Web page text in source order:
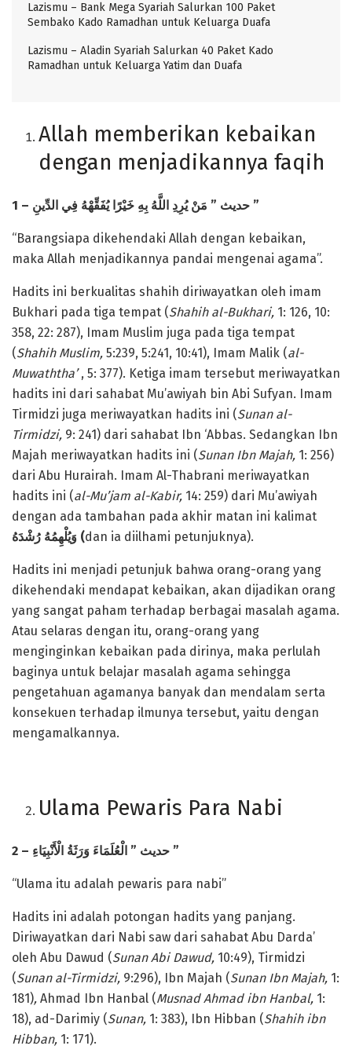
Lazismu – Bank Mega Syariah Salurkan 100 Paket
Sembako Kado Ramadhan untuk Keluarga Duafa
Lazismu – Aladin Syariah Salurkan 40 Paket Kado
Ramadhan untuk Keluarga Yatim dan Duafa
Allah memberikan kebaikan
dengan menjadikannya faqih
1 – حديث ” مَنْ يُرِدِ اللَّهُ بِهِ خَيْرًا يُفَقِّهْهُ فِي الدِّينِ ”
“Barangsiapa dikehendaki Allah dengan kebaikan,
maka Allah menjadikannya pandai mengenai agama”.
Hadits ini berkualitas shahih diriwayatkan oleh imam
Bukhari pada tiga tempat (Shahih al-Bukhari, 1: 126, 10:
358, 22: 287), Imam Muslim juga pada tiga tempat
(Shahih Muslim, 5:239, 5:241, 10:41), Imam Malik (al-
Muwaththa’, 5: 377). Ketiga imam tersebut meriwayatkan
hadits ini dari sahabat Mu’awiyah bin Abi Sufyan. Imam
Tirmidzi juga meriwayatkan hadits ini (Sunan al-
Tirmidzi, 9: 241) dari sahabat Ibn ‘Abbas. Sedangkan Ibn
Majah meriwayatkan hadits ini (Sunan Ibn Majah, 1: 256)
dari Abu Hurairah. Imam Al-Thabrani meriwayatkan
hadits ini (al-Mu’jam al-Kabir, 14: 259) dari Mu’awiyah
dengan ada tambahan pada akhir matan ini kalimat
وَيُلْهِمُهُ رُشْدَهُ (dan ia diilhami petunjuknya).
Hadits ini menjadi petunjuk bahwa orang-orang yang
dikehendaki mendapat kebaikan, akan dijadikan orang
yang sangat paham terhadap berbagai masalah agama.
Atau selaras dengan itu, orang-orang yang
menginginkan kebaikan pada dirinya, maka perlulah
baginya untuk belajar masalah agama sehingga
pengetahuan agamanya banyak dan mendalam serta
konsekuen terhadap ilmunya tersebut, yaitu dengan
mengamalkannya.
Ulama Pewaris Para Nabi
2 – حديث ” الْعُلَمَاءَ وَرَثَةُ الْأَنْبِيَاءِ ”
“Ulama itu adalah pewaris para nabi”
Hadits ini adalah potongan hadits yang panjang.
Diriwayatkan dari Nabi saw dari sahabat Abu Darda’
oleh Abu Dawud (Sunan Abi Dawud, 10:49), Tirmidzi
(Sunan al-Tirmidzi, 9:296), Ibn Majah (Sunan Ibn Majah, 1:
181), Ahmad Ibn Hanbal (Musnad Ahmad ibn Hanbal, 1:
18), ad-Darimiy (Sunan, 1: 383), Ibn Hibban (Shahih ibn
Hibban, 1: 171).